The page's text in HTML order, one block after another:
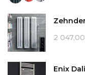
2 047,00
Enix